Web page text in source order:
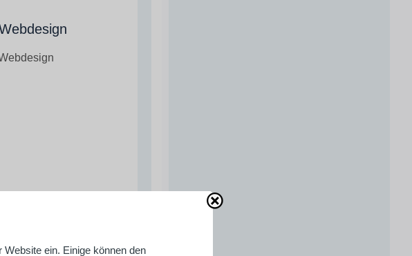
ein. Einige können den